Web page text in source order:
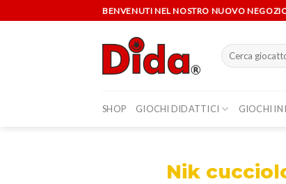
to
BENVENUTI NEL NOSTRO NUOVO
Cerca:
SHOP GIOCHI DIDATTICI GIOCHI IN
Nik